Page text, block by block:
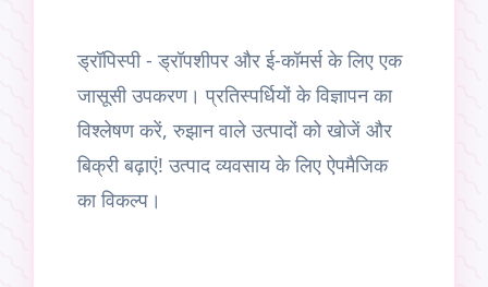
ड्रॉपिस्पी - ड्रॉपशीपर और ई-कॉमर्स के लिए एक
जासूसी उपकरण। प्रतिस्पर्धियों के विज्ञापन का
विश्लेषण करें, रुझान वाले उत्पादों को खोजें और
बिक्री बढ़ाएं! उत्पाद व्यवसाय के लिए ऐपमैजिक
का विकल्प।